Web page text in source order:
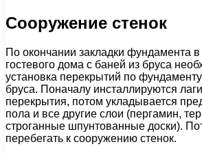
Сооружение стенок
По окончании закладки фундамента в
гостевого дома с баней из бруса
установка перекрытий по фундаменту
бруса. Поначалу инсталлируются
перекрытия, потом укладывается
пола и все другие слои (пергамин,
строганные шпунтованные доски).
перебегать к сооружению стенок.